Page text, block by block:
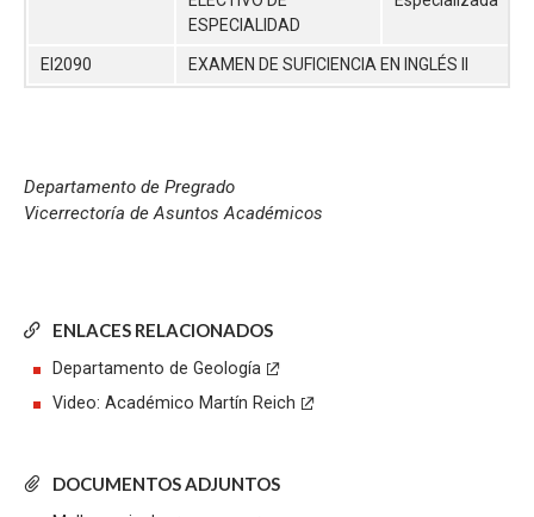
ENLACES RELACIONADOS
Departamento de Geología
Video: Académico Martín Reich
DOCUMENTOS ADJUNTOS
ESPECIALIDAD
EI2090 EXAMEN DE SUFICIENCIA EN INGLÉS II
Departamento de Pregrado
Vicerrectoría de Asuntos Académicos